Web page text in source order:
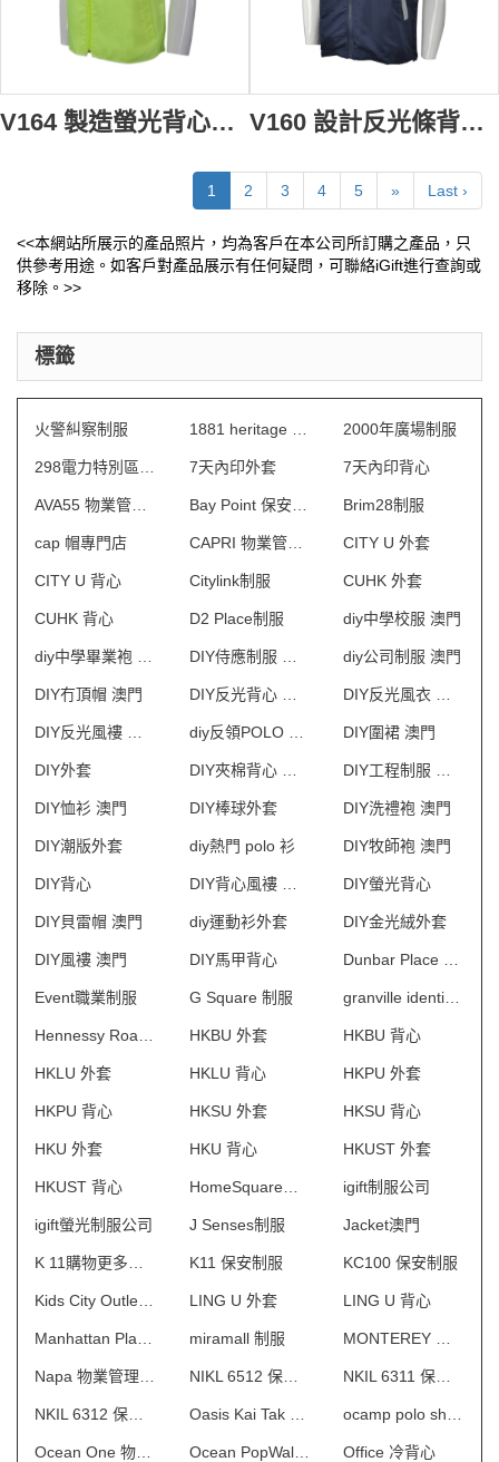
V164 製造螢光背心外套 網上下單背心外套 冇袖風褸 社團背心 度身訂造背心外套 背心外套供應商 V160 設計反光條背心外套 供應拉鏈背心外套 香港車行 度身訂造背心外套 背心外套專營
1 2 3 4 5 » Last ›
<<本網站所展示的產品照片，均為客戶在本公司所訂購之產品，只
供參考用途。如客戶對產品展示有任何疑問，可聯絡iGift進行查詢或
移除。>>
標籤
火警糾察制服 2000年廣場制服
7天內印外套 7天內印背心
Brim28制服
cap 帽專門店 CAPRI 物業管理會所制服 CITY U 外套
CITY U 背心 Citylink制服 CUHK 外套
CUHK 背心 D2 Place制服 diy中學校服 澳門
diy公司制服 澳門
DIY冇頂帽 澳門
DIY圍裙 澳門
DIY外套
DIY恤衫 澳門 DIY棒球外套 DIY洗禮袍 澳門
DIY潮版外套 diy熱門 polo 衫 DIY牧師袍 澳門
DIY背心 DIY螢光背心
DIY貝雷帽 澳門 diy運動衫外套 DIY金光絨外套
DIY風褸 澳門 DIY馬甲背心
Event職業制服 G Square 制服
HKBU 外套 HKBU 背心
HKLU 外套 HKLU 背心 HKPU 外套
HKPU 背心 HKSU 外套 HKSU 背心
HKU 外套 HKU 背心 HKUST 外套
HKUST 背心 HomeSquare制服 igift制服公司
igift螢光制服公司 J Senses制服 Jacket澳門
K11 保安制服 KC100 保安制服
LING U 外套 LING U 背心
miramall 制服
NIKL 6512 保安制服
Ocean PopWalk制服 Office 冷背心